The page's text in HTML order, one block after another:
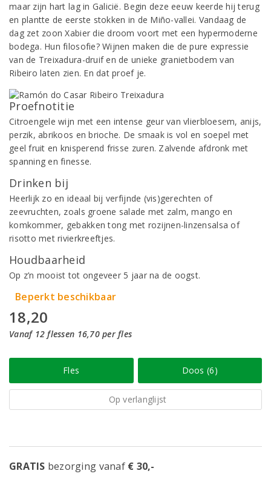
maar zijn hart lag in Galicië. Begin deze eeuw keerde hij terug
en plantte de eerste stokken in de Miño-vallei. Vandaag de
dag zet zoon Xabier die droom voort met een hypermoderne
bodega. Hun filosofie? Wijnen maken die de pure expressie
van de Treixadura-druif en de unieke granietbodem van
Ribeiro laten zien. En dat proef je.
Proefnotitie
Citroengele wijn met een intense geur van vlierbloesem, anijs,
perzik, abrikoos en brioche. De smaak is vol en soepel met
geel fruit en knisperend frisse zuren. Zalvende afdronk met
spanning en finesse.
Drinken bij
Heerlijk zo en ideaal bij verfijnde (vis)gerechten of
zeevruchten, zoals groene salade met zalm, mango en
komkommer, gebakken tong met rozijnen-linzensalsa of
risotto met rivierkreeftjes.
Houdbaarheid
Op z’n mooist tot ongeveer 5 jaar na de oogst.
Beperkt beschikbaar
18,20
Vanaf 12 flessen 16,70 per fles
Fles Doos (6)
Op verlanglijst
GRATIS bezorging vanaf € 30,-